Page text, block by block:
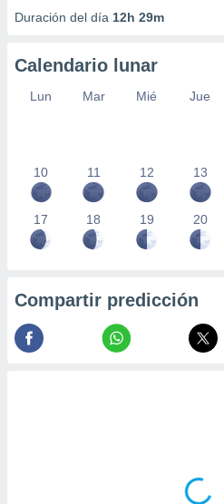
Duración del día 12h 29m
Calendario lunar
Lun Mar Mié Jue
10 11 12 13
17 18 19 20
Compartir predicción